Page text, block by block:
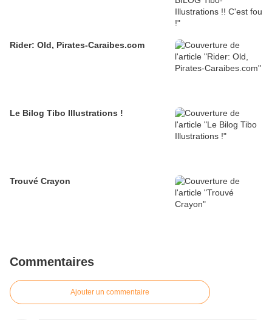
Rider: Old, Pirates-Caraibes.com
Le Bilog Tibo Illustrations !
Trouvé Crayon
Commentaires
Ajouter un commentaire